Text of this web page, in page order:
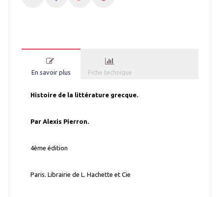
En savoir plus Fiche technique
Histoire de la littérature grecque.
Par Alexis Pierron.
4ème édition
Paris. Librairie de L. Hachette et Cie